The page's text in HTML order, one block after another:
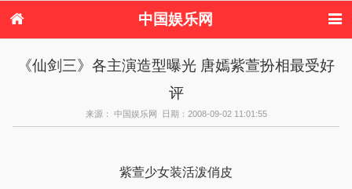
中国娱乐网
港台娱乐
日本娱乐 韩国娱乐
欧美娱乐
港台明星八卦
日本韩国明星
欧美明星八卦
《仙剑三》各主演造型曝光 唐嫣紫萱扮相最受好
评
来源： 中国娱乐网 日期：2008-09-02 11:01:55
紫萱少女装活泼俏皮